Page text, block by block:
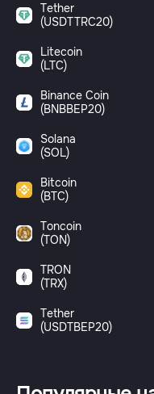
Tether
(USDTTRC20)
Litecoin
(LTC)
Binance Coin
(BNBBEP20)
Solana
(SOL)
Bitcoin
(BTC)
Toncoin
(TON)
TRON
(TRX)
Tether
(USDTBEP20)